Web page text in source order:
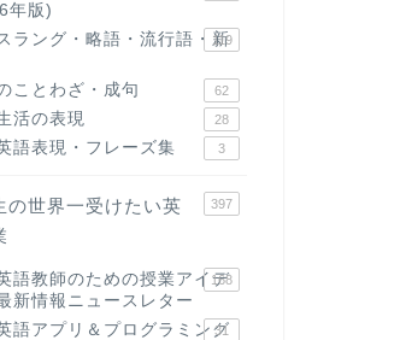
年版)
ラング・略語・流行語・新
119
ことわざ・成句 62
活の表現 28
語表現・フレーズ集 3
の世界一受けたい英
397
語教師のための授業アイデ
新情報ニュースレター
168
語アプリ＆プログラミング
31